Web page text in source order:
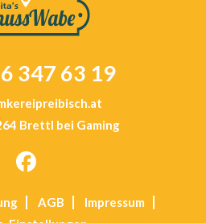
347 63 19
Brettl bei Gaming
AGB
Impressum